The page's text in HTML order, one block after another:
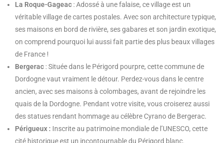
La Roque-Gageac : Adossé à une falaise, ce village est un
véritable village de cartes postales. Avec son architecture typique,
ses maisons en bord de rivière, ses gabares et son jardin exotique,
on comprend pourquoi lui aussi fait partie des plus beaux villages
de France !
Bergerac : Située dans le Périgord pourpre, cette commune de
Dordogne vaut vraiment le détour. Perdez-vous dans le centre
ancien, avec ses maisons à colombages, avant de rejoindre les
quais de la Dordogne. Pendant votre visite, vous croiserez aussi
des statues rendant hommage au célèbre Cyrano de Bergerac.
Périgueux : Inscrite au patrimoine mondiale de l’UNESCO, cette
cité historique est un incontournable du Périgord blanc.